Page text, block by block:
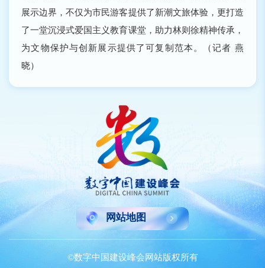
展示边界，不仅为市民游客提供了新潮文旅体验，更打造
了一堂沉浸式爱国主义教育课堂，助力林则徐精神传承，
为文物保护与创新展示提供了可复制范本。（记者 燕
晓）
网站地图
©数字中国建设峰会网站版权所有